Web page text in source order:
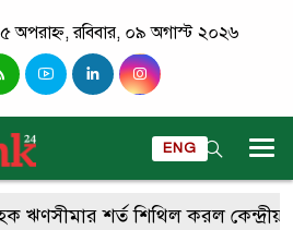
অপরাহ্ন, রবিবার, ০৯ অগাস্ট ২০২৬
ENG
শর্ত শিথিল করল কেন্দ্রীয়